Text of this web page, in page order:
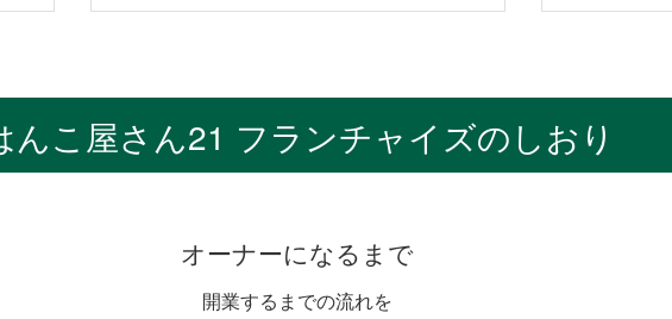
んこ屋さん21 フランチャイズのしおり
オーナーになるまで
開業するまでの流れを